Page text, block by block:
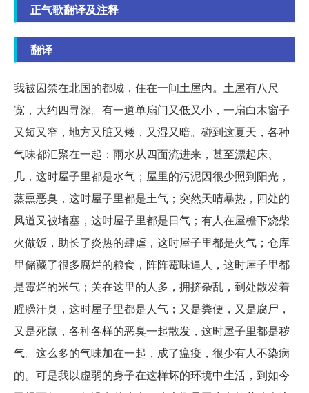
正气歌翻译及注释
翻译
我被囚禁在北国的都城，住在一间土屋内。土屋有八尺
宽，大约四寻深。有一道单扇门又低又小，一扇白木窗子
又短又窄，地方又脏又矮，又湿又暗。碰到这夏天，各种
气味都汇聚在一起：雨水从四面流进来，甚至漂起床、
几，这时屋子里都是水气；屋里的污泥因很少照到阳光，
蒸熏恶臭，这时屋子里都是土气；突然天晴暴热，四处的
风道又被堵塞，这时屋子里都是日气；有人在屋檐下烧柴
火做饭，助长了炎热的肆虐，这时屋子里都是火气；仓库
里储藏了很多腐烂的粮食，阵阵霉味逼人，这时屋子里都
是霉烂的米气；关在这里的人多，拥挤杂乱，到处散发着
腥臊汗臭，这时屋子里都是人气；又是粪便，又是腐尸，
又是死鼠，各种各样的恶臭一起散发，这时屋子里都是秽
气。这么多的气味加在一起，成了瘟疫，很少有人不染病
的。可是我以虚弱的身子在这样坏的环境中生活，到如今